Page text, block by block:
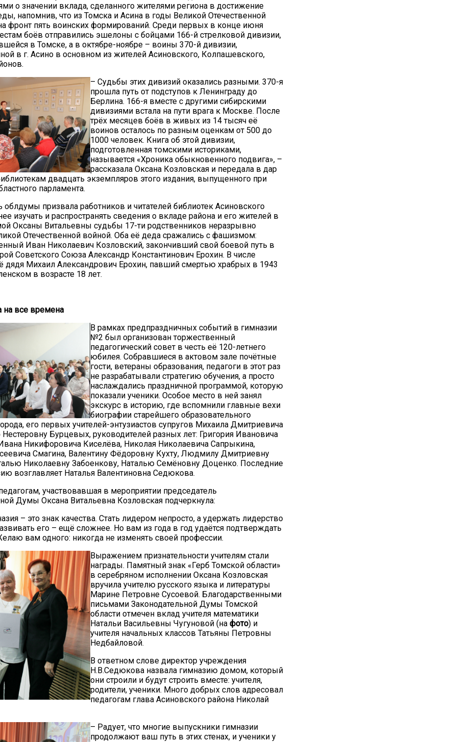
о значении вклада, сделанного жителями региона в достижение
напомнив, что из Томска и Асина в годы Великой Отечественной
фронт пять воинских формирований. Среди первых в конце июня
боёв отправились эшелоны с бойцами 166-й стрелковой дивизии,
в Томске, а в октябре-ноябре – воины 370-й дивизии,
в г. Асино в основном из жителей Асиновского, Колпашевского,
– Судьбы этих дивизий оказались разными. 370-я
прошла путь от подступов к Ленинграду до
Берлина. 166-я вместе с другими сибирскими
дивизиями встала на пути врага к Москве. После
трёх месяцев боёв в живых из 14 тысяч её
воинов осталось по разным оценкам от 500 до
1000 человек. Книга об этой дивизии,
подготовленная томскими историками,
называется «Хроника обыкновенного подвига», –
рассказала Оксана Козловская и передала в дар
двадцать экземпляров этого издания, выпущенного при
парламента.
облдумы призвала работников и читателей библиотек Асиновского
изучать и распространять сведения о вкладе района и его жителей в
Оксаны Витальевны судьбы 17-ти родственников неразрывно
Отечественной войной. Оба её деда сражались с фашизмом:
Иван Николаевич Козловский, закончивший свой боевой путь в
Советского Союза Александр Константинович Ерохин. В числе
дядя Михаил Александрович Ерохин, павший смертью храбрых в 1943
в возрасте 18 лет.
на все времена
В рамках предпраздничных событий в гимназии
№2 был организован торжественный
педагогический совет в честь её 120-летнего
юбилея. Собравшиеся в актовом зале почётные
гости, ветераны образования, педагоги в этот раз
не разрабатывали стратегию обучения, а просто
наслаждались праздничной программой, которую
показали ученики. Особое место в ней занял
экскурс в историю, где вспомнили главные вехи
биографии старейшего образовательного
его первых учителей-энтузиастов супругов Михаила Дмитриевича
Бурцевых, руководителей разных лет: Григория Ивановича
Никифоровича Киселёва, Николая Николаевича Сапрыкина,
Смагина, Валентину Фёдоровну Кухту, Людмилу Дмитриевну
Николаевну Забоенкову, Наталью Семёновну Доценко. Последние
возглавляет Наталья Валентиновна Седюкова.
участвовавшая в мероприятии председатель
Думы Оксана Витальевна Козловская подчеркнула:
– это знак качества. Стать лидером непросто, а удержать лидерство
его – ещё сложнее. Но вам из года в год удаётся подтверждать
вам одного: никогда не изменять своей профессии.
Выражением признательности учителям стали
награды. Памятный знак «Герб Томской области»
в серебряном исполнении Оксана Козловская
вручила учителю русского языка и литературы
Марине Петровне Сусоевой. Благодарственными
письмами Законодательной Думы Томской
области отмечен вклад учителя математики
Натальи Васильевны Чугуновой (на фото) и
учителя начальных классов Татьяны Петровны
Недбайловой.
В ответном слове директор учреждения
Н.В.Седюкова назвала гимназию домом, который
они строили и будут строить вместе: учителя,
родители, ученики. Много добрых слов адресовал
педагогам глава Асиновского района Николай
– Радует, что многие выпускники гимназии
продолжают ваш путь в этих стенах, и ученики у